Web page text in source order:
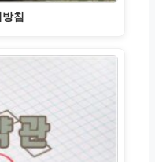
침